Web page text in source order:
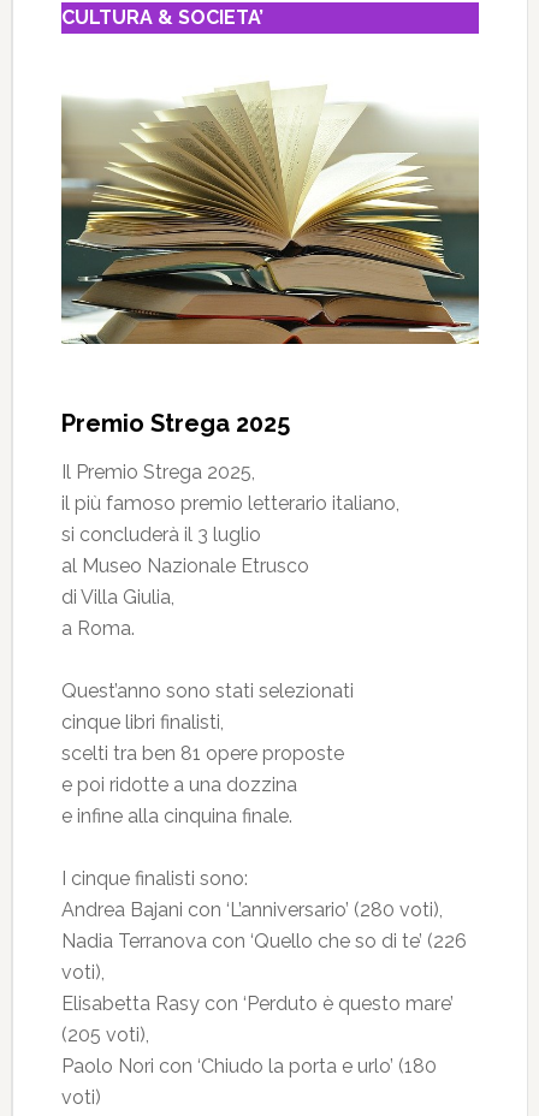
CULTURA & SOCIETA’
Premio Strega 2025
Il Premio Strega 2025,
il più famoso premio letterario italiano,
si concluderà il 3 luglio
al Museo Nazionale Etrusco
di Villa Giulia,
a Roma.
Quest’anno sono stati selezionati
cinque libri finalisti,
scelti tra ben 81 opere proposte
e poi ridotte a una dozzina
e infine alla cinquina finale.
I cinque finalisti sono:
Andrea Bajani con ‘L’anniversario’ (280 voti),
Nadia Terranova con ‘Quello che so di te’ (226
voti),
Elisabetta Rasy con ‘Perduto è questo mare’
(205 voti),
Paolo Nori con ‘Chiudo la porta e urlo’ (180
voti)